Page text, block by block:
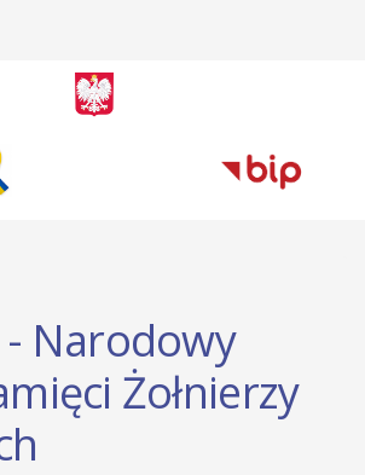
Narodowy
Żołnierzy